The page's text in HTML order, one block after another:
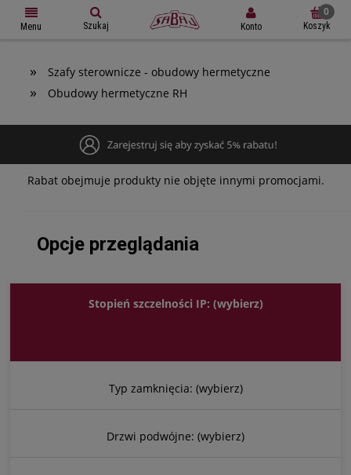
Menu Szukaj Konto Koszyk
» Szafy sterownicze - obudowy hermetyczne
» Obudowy hermetyczne RH
Rabat obejmuje produkty nie objęte innymi promocjami.
Opcje przeglądania
Stopień szczelności IP: (wybierz)
Typ zamknięcia: (wybierz)
Drzwi podwójne: (wybierz)